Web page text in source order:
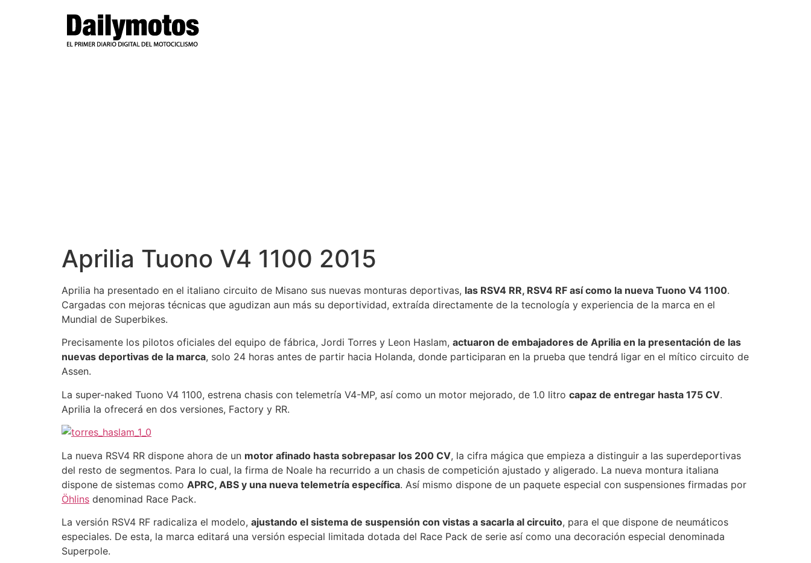
Aprilia Tuono V4 1100 2015
Aprilia ha presentado en el italiano circuito de Misano sus nuevas monturas deportivas, las RSV4 RR, RSV4 RF así como la nueva Tuono V4 1100.
Cargadas con mejoras técnicas que agudizan aun más su deportividad, extraída directamente de la tecnología y experiencia de la marca en el
Mundial de Superbikes.
Precisamente los pilotos oficiales del equipo de fábrica, Jordi Torres y Leon Haslam, actuaron de embajadores de Aprilia en la presentación de las
nuevas deportivas de la marca, solo 24 horas antes de partir hacia Holanda, donde participaran en la prueba que tendrá ligar en el mítico circuito de
Assen.
La super-naked Tuono V4 1100, estrena chasis con telemetría V4-MP, así como un motor mejorado, de 1.0 litro capaz de entregar hasta 175 CV.
Aprilia la ofrecerá en dos versiones, Factory y RR.
La nueva RSV4 RR dispone ahora de un motor afinado hasta sobrepasar los 200 CV, la cifra mágica que empieza a distinguir a las superdeportivas
del resto de segmentos. Para lo cual, la firma de Noale ha recurrido a un chasis de competición ajustado y aligerado. La nueva montura italiana
dispone de sistemas como APRC, ABS y una nueva telemetría específica. Así mismo dispone de un paquete especial con suspensiones firmadas por
Öhlins denominad Race Pack.
La versión RSV4 RF radicaliza el modelo, ajustando el sistema de suspensión con vistas a sacarla al circuito, para el que dispone de neumáticos
especiales. De esta, la marca editará una versión especial limitada dotada del Race Pack de serie así como una decoración especial denominada
Superpole.